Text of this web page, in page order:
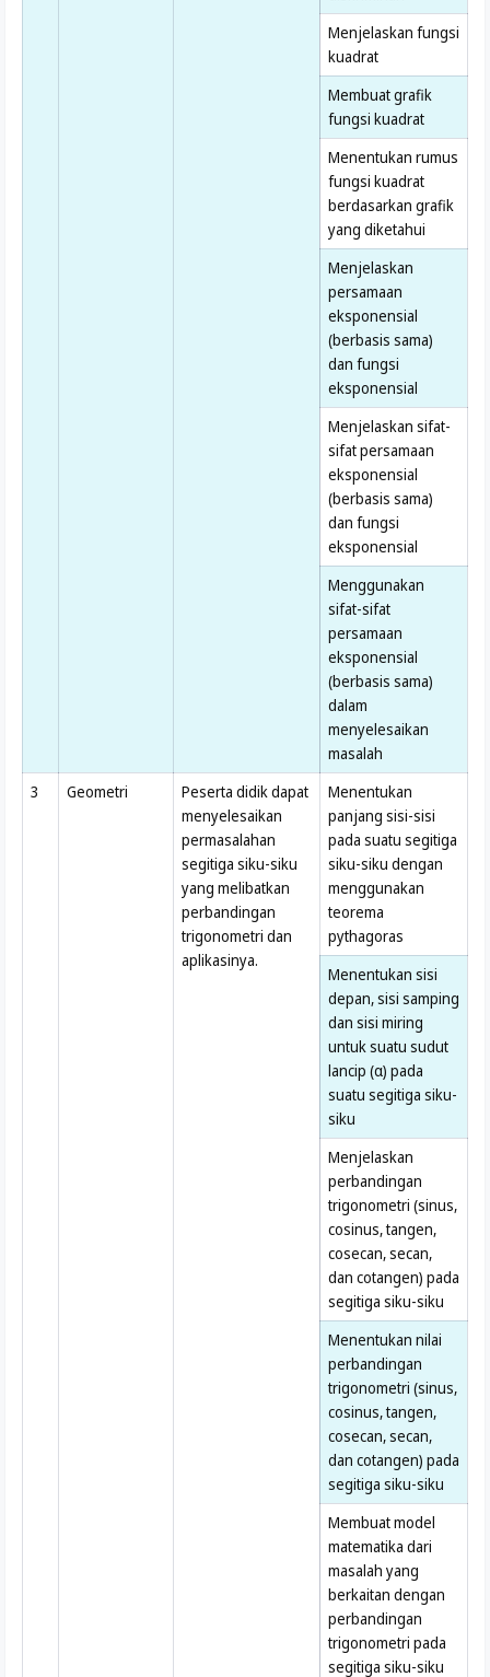
Menjelaskan fungsi
kuadrat
Membuat grafik
fungsi kuadrat
Menentukan rumus
fungsi kuadrat
berdasarkan grafik
yang diketahui
Menjelaskan
persamaan
eksponensial
(berbasis sama)
dan fungsi
eksponensial
Menjelaskan sifat-
sifat persamaan
eksponensial
(berbasis sama)
dan fungsi
eksponensial
Menggunakan
sifat-sifat
persamaan
eksponensial
(berbasis sama)
dalam
menyelesaikan
masalah
3
Geometri
Peserta didik dapat
menyelesaikan
permasalahan
segitiga siku-siku
yang melibatkan
perbandingan
trigonometri dan
aplikasinya.
Menentukan
panjang sisi-sisi
pada suatu segitiga
siku-siku dengan
menggunakan
teorema
pythagoras
Menentukan sisi
depan, sisi samping
dan sisi miring
untuk suatu sudut
lancip (α) pada
suatu segitiga siku-
siku
Menjelaskan
perbandingan
trigonometri (sinus,
cosinus, tangen,
cosecan, secan,
dan cotangen) pada
segitiga siku-siku
Menentukan nilai
perbandingan
trigonometri (sinus,
cosinus, tangen,
cosecan, secan,
dan cotangen) pada
segitiga siku-siku
Membuat model
matematika dari
masalah yang
berkaitan dengan
perbandingan
trigonometri pada
segitiga siku-siku